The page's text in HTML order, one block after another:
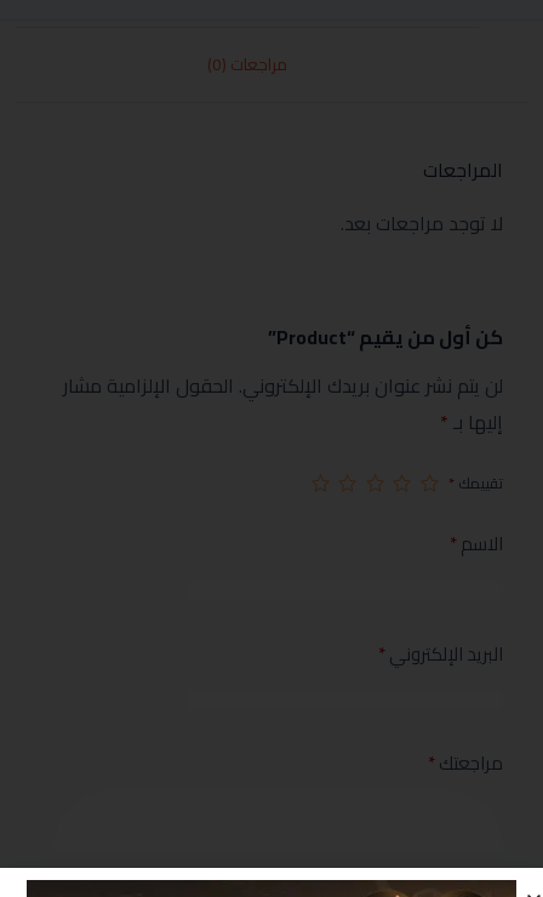
مراجعات (0)
المراجعات
لا توجد مراجعات بعد.
كن أول من يقيم “Product”
لن يتم نشر عنوان بريدك الإلكتروني. الحقول الإلزامية مشار
إليها بـ*
تقييمك *
الاسم*
البريد الإلكتروني*
مراجعتك*